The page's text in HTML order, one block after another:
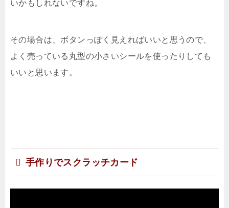
いかもしれないですね。
その場合は、ボタンっぽく見えればいいと思うので、
よく売っている丸型の小さいシールを使ったりしても
いいと思います。
手作りでスクラッチカード